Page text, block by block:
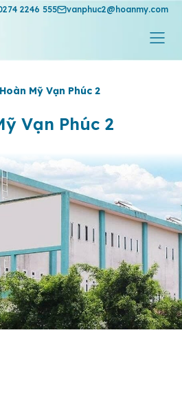
2246 555 vanphuc2@hoanmy.com
Mỹ Vạn Phúc 2
Vạn Phúc 2